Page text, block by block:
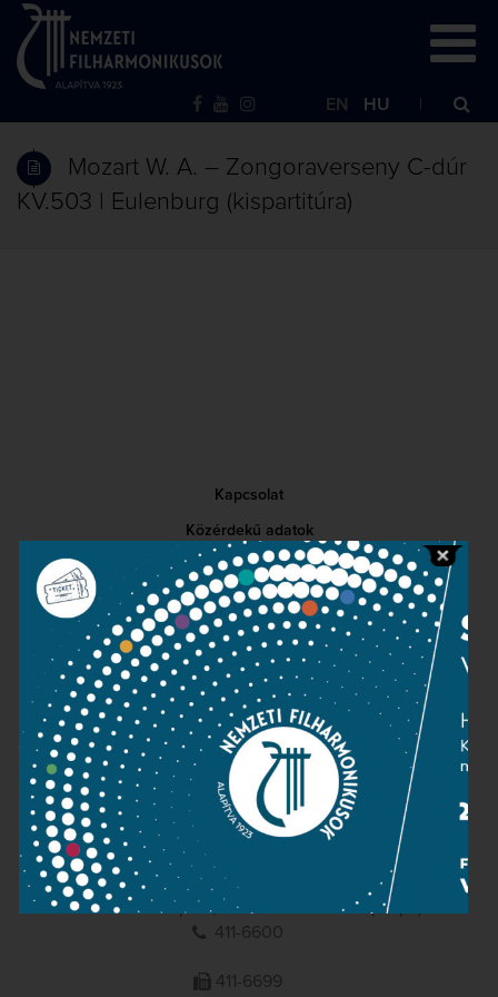
EN HU
Mozart W. A. – Zongoraverseny C-dúr
KV.503 | Eulenburg (kispartitúra)
Kapcsolat
Közérdekű adatok
Sajtószoba
Adatvédelem
Impresszum
NEMZETI
FILHARMONIKUSOK
1095 Budapest, Komor Marcell u. 1. (Müpa)
411-6600
411-6699